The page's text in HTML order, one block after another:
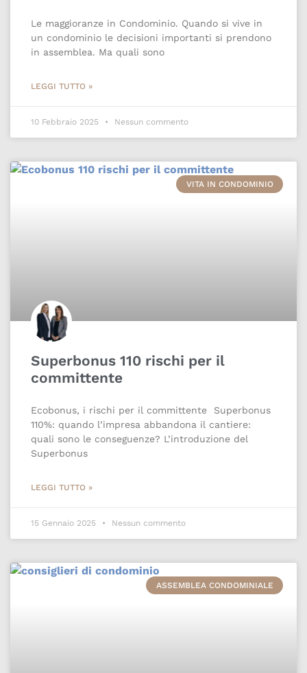
Le maggioranze in Condominio. Quando si vive in
un condominio le decisioni importanti si prendono
in assemblea. Ma quali sono
LEGGI TUTTO »
10 Febbraio 2025 Nessun commento
VITA IN CONDOMINIO
Superbonus 110 rischi per il
committente
Ecobonus, i rischi per il committente Superbonus
110%: quando l’impresa abbandona il cantiere:
quali sono le conseguenze? L’introduzione del
Superbonus
LEGGI TUTTO »
15 Gennaio 2025 Nessun commento
ASSEMBLEA CONDOMINIALE